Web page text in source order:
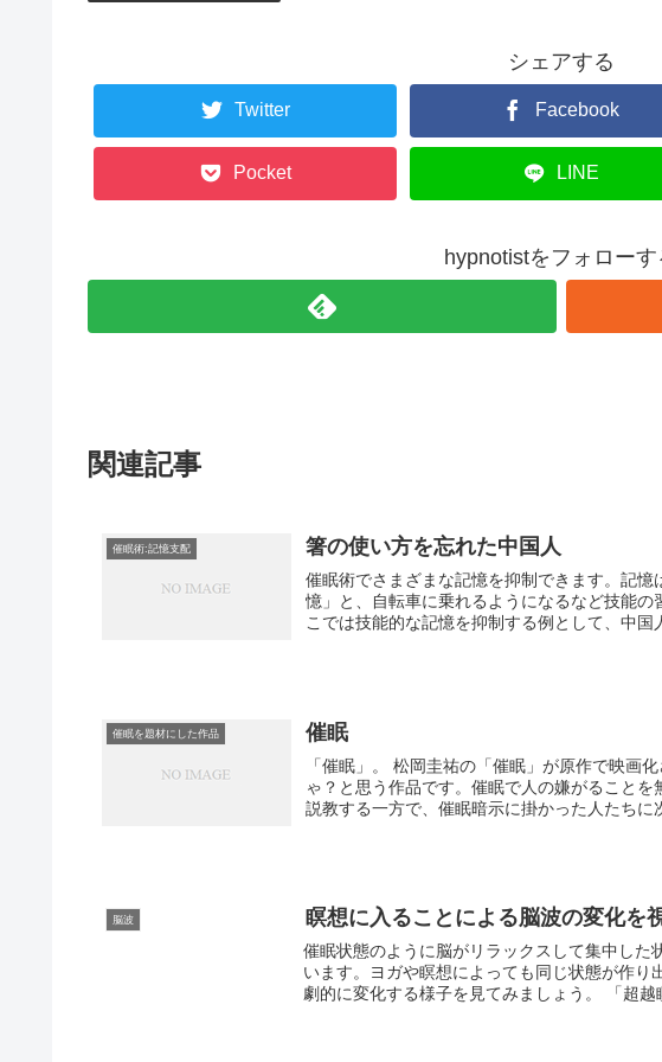
シェアする
Twitter Facebook
Pocket LINE
hypnotistをフォローす
関連記事
催眠術:記憶支配 箸の使い方を忘れた中国人
催眠術でさまざまな記憶を抑制できます。記
憶」と、自転車に乗れるようになるなど技能
こでは技能的な記憶を抑制する例として、中国
催眠を題材にした作品 催眠
「催眠」。 松岡圭祐の「催眠」が原作で映画
ゃ？と思う作品です。催眠で人の嫌がること
説教する一方で、催眠暗示に掛かった人たちに
脳波 瞑想に入ることによる脳波の変化を
催眠状態のように脳がリラックスして集中し
います。ヨガや瞑想によっても同じ状態が作
劇的に変化する様子を見てみましょう。 「超